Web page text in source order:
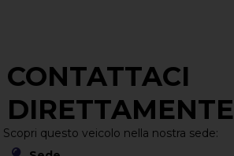
CONTATTACI
DIRETTAMENTE
Scopri questo veicolo nella nostra sede: